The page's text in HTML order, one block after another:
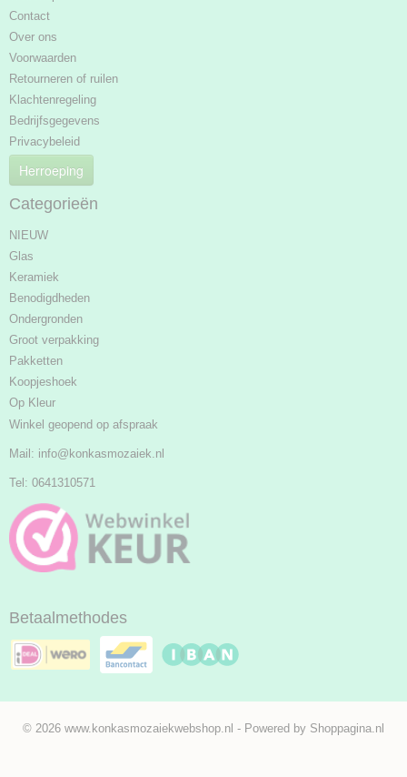
Contact
Over ons
Voorwaarden
Retourneren of ruilen
Klachtenregeling
Bedrijfsgegevens
Privacybeleid
Herroeping
Categorieën
NIEUW
Glas
Keramiek
Benodigdheden
Ondergronden
Groot verpakking
Pakketten
Koopjeshoek
Op Kleur
Winkel geopend op afspraak
Mail: info@konkasmozaiek.nl
Tel: 0641310571
Betaalmethodes
© 2026 www.konkasmozaiekwebshop.nl - Powered by Shoppagina.nl